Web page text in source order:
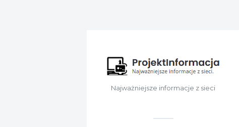
Najważniejsze informacje z sieci